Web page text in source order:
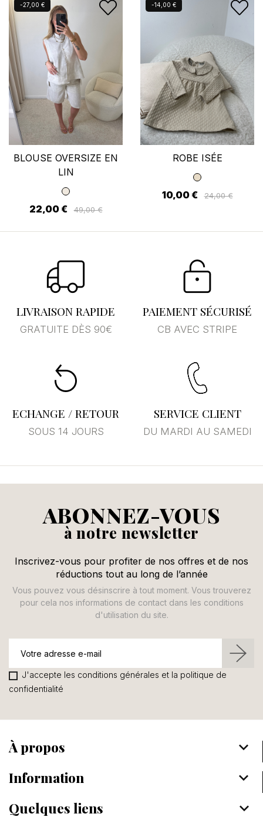
-27,00 €
Nouveau
BLOUSE OVERSIZE EN
LIN
22,00 € 49,00 €
-14,00 €
ROBE ISÉE
10,00 € 24,00 €
LIVRAISON RAPIDE
GRATUITE DÈS 90€
PAIEMENT SÉCURISÉ
CB AVEC STRIPE
ECHANGE / RETOUR
SOUS 14 JOURS
SERVICE CLIENT
DU MARDI AU SAMEDI
ABONNEZ-VOUS
à notre newsletter
Inscrivez-vous pour profiter de nos offres et de nos
réductions tout au long de l’année
Vous pouvez vous désinscrire à tout moment. Vous trouverez
pour cela nos informations de contact dans les conditions
d'utilisation du site.
J'accepte les conditions générales et la politique de
confidentialité
À propos keyboard_arrow_down
Information keyboard_arrow_down
Quelques liens keyboard_arrow_down